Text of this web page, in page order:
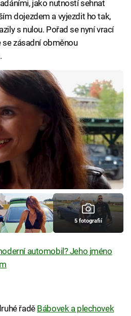
jako nutností sehnat
dojezdem a vyjezdit ho tak,
s nulou. Pořad se nyní vrací
se zásadní obměnou
5 fotografií
automobil? Jeho jméno
řadě Bábovek a plechovek